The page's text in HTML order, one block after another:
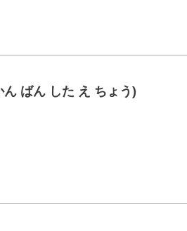
ばん した え ちょう)